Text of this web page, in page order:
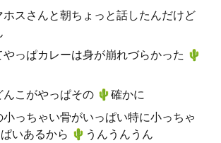
スさんと朝ちょっと話したんだけど
っぱカレーは身が崩れづらかった 🌵️
こがやっぱその 🌵️確かに
っちゃい骨がいっぱい特に小っちゃ
いあるから 🌵️うんうんうん